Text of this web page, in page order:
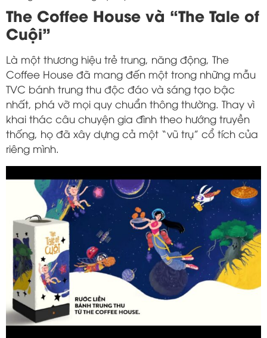
The Coffee House và “The Tale of
Cuội”
Là một thương hiệu trẻ trung, năng động, The
Coffee House đã mang đến một trong những mẫu
TVC bánh trung thu độc đáo và sáng tạo bậc
nhất, phá vỡ mọi quy chuẩn thông thường. Thay vì
khai thác câu chuyện gia đình theo hướng truyền
thống, họ đã xây dựng cả một “vũ trụ” cổ tích của
riêng mình.